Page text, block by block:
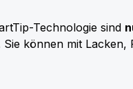
Technologie sind
können mit